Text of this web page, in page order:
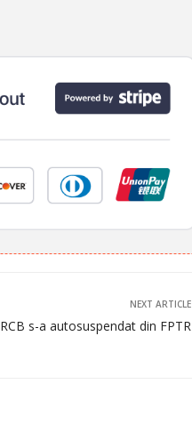
NEXT ARTICLE
RCB s-a autosuspendat din FPTR